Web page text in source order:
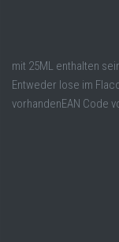
mit 25ML enthalten
Entweder lose im
vorhandenEAN Code